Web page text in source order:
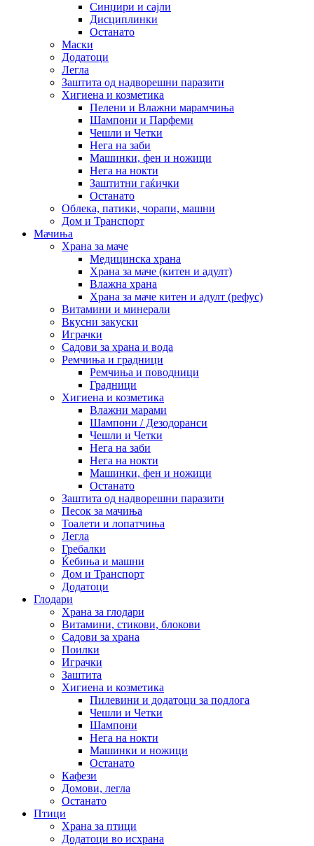
Синџири и сајли
Дисциплинки
Останато
Маски
Додатоци
Легла
Заштита од надворешни паразити
Хигиена и козметика
Пелени и Влажни марамчиња
Шампони и Парфеми
Чешли и Четки
Нега на заби
Машинки, фен и ножици
Нега на нокти
Заштитни гаќички
Останато
Облека, патики, чорапи, машни
Дом и Транспорт
Мачиња
Храна за маче
Медицинска храна
Храна за маче (китен и адулт)
Влажна храна
Храна за маче китен и адулт (рефус)
Витамини и минерали
Вкусни закуски
Играчки
Садови за храна и вода
Ремчиња и градници
Ремчиња и поводници
Градници
Хигиена и козметика
Влажни марами
Шампони / Дезодоранси
Чешли и Четки
Нега на заби
Нега на нокти
Машинки, фен и ножици
Останато
Заштита од надворешни паразити
Песок за мачиња
Тоалети и лопатчиња
Легла
Гребалки
Ќебиња и машни
Дом и Транспорт
Додатоци
Глодари
Храна за глодари
Витамини, стикови, блокови
Садови за храна
Поилки
Играчки
Заштита
Хигиена и козметика
Пилевини и додатоци за подлога
Чешли и Четки
Шампони
Нега на нокти
Машинки и ножици
Останато
Кафези
Домови, легла
Останато
Птици
Храна за птици
Додатоци во исхрана